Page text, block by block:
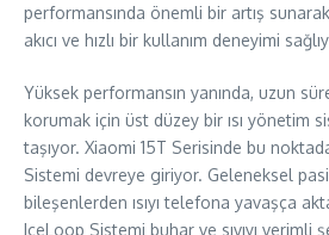
performansında önemli bir artış
akıcı ve hızlı bir kullanım deneyimi
Yüksek performansın yanında, uzun
korumak için üst düzey bir ısı yönetim
taşıyor. Xiaomi 15T Serisinde bu
Sistemi devreye giriyor. Geleneksel
bileşenlerden ısıyı telefona yavaşça
IceLoop Sistemi buhar ve sıvıyı verimli